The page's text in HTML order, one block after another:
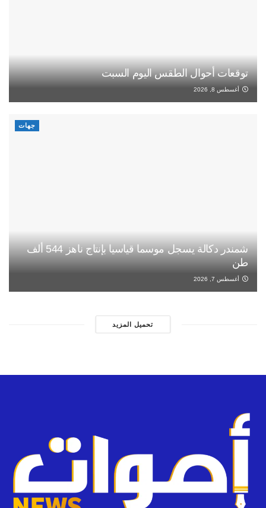
توقعات أحوال الطقس اليوم السبت
أغسطس 8, 2026
جهات
شمندر دكالة يسجل موسما قياسيا بإنتاج ناهز 544 ألف
طن
أغسطس 7, 2026
تحميل المزيد